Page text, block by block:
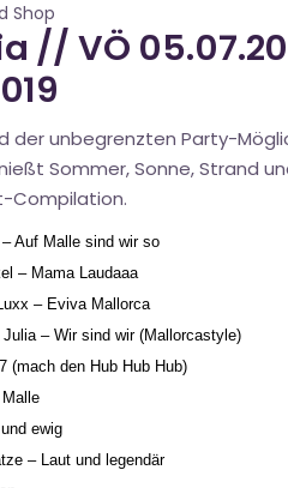
Shop
// VÖ
der unbegrenzten Party-
Sommer, Sonne, Strand
Compilation.
Auf Malle sind wir so
– Mama Laudaaa
– Eviva Mallorca
– Wir sind wir (Mallorcastyle)
(mach den Hub Hub Hub)
ewig
– Laut und legendär